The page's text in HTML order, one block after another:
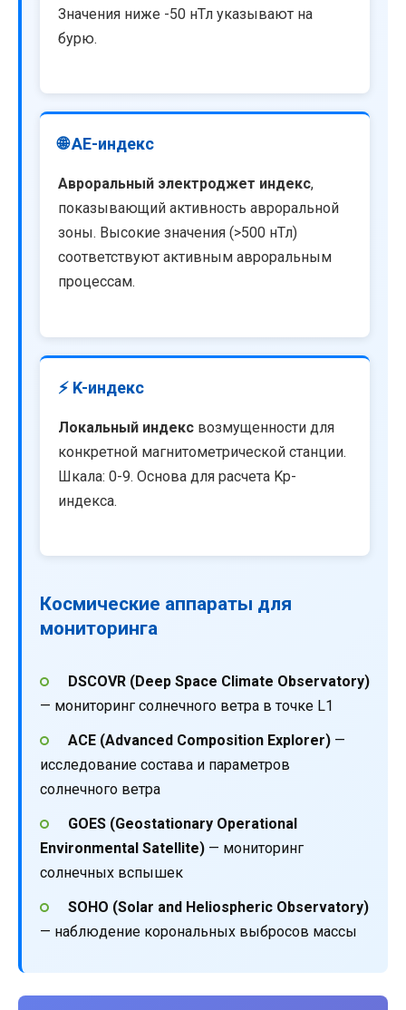
Значения ниже -50 нТл указывают на
бурю.
🌐 AE-индекс
Авроральный электроджет индекс,
показывающий активность авроральной
зоны. Высокие значения (>500 нТл)
соответствуют активным авроральным
процессам.
⚡ K-индекс
Локальный индекс возмущенности для
конкретной магнитометрической станции.
Шкала: 0-9. Основа для расчета Kp-
индекса.
Космические аппараты для
мониторинга
DSCOVR (Deep Space Climate Observatory)
— мониторинг солнечного ветра в точке L1
ACE (Advanced Composition Explorer)—
исследование состава и параметров
солнечного ветра
GOES (Geostationary Operational
Environmental Satellite) — мониторинг
солнечных вспышек
SOHO (Solar and Heliospheric Observatory)
— наблюдение корональных выбросов массы